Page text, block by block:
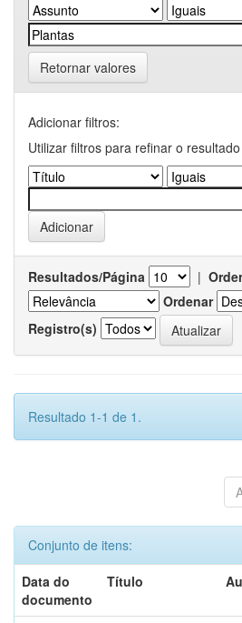
Retornar valores
Adicionar filtros:
Utilizar filtros para refinar o
Resultados/Página |
Ordenar
Registro(s)
Resultado 1-1 de 1.
Conjunto de itens:
Data do
documento
Título